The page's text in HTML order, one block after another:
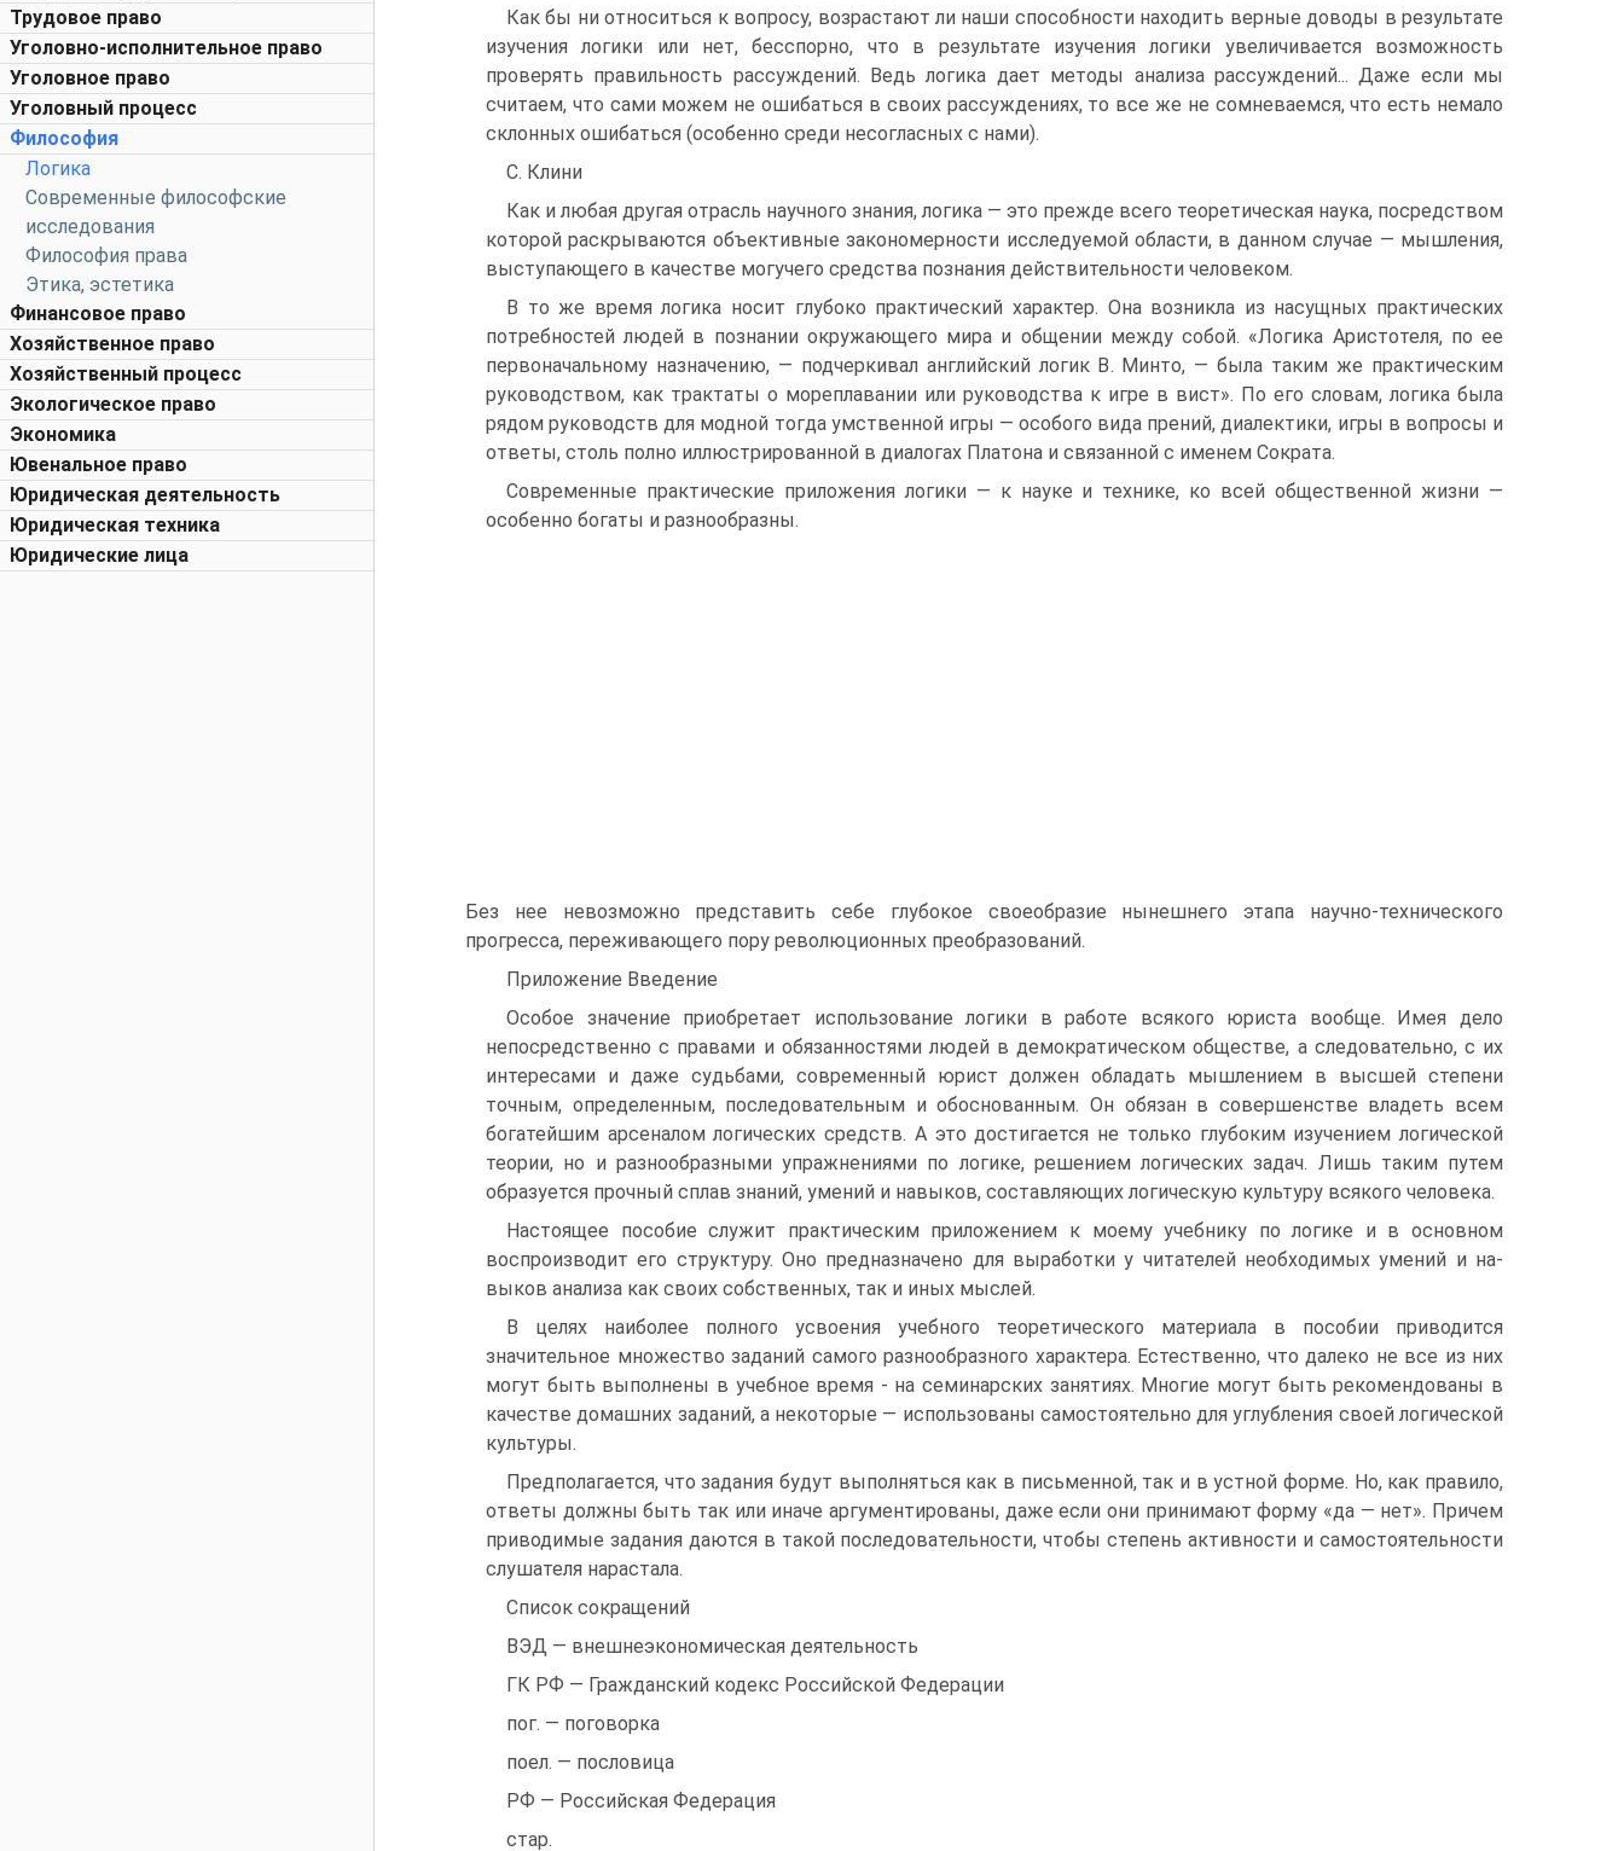
Трудовое право
Уголовно-исполнительное право
Уголовное право
Уголовный процесс
Философия
Логика
Современные философские
исследования
Философия права
Этика, эстетика
Финансовое право
Хозяйственное право
Хозяйственный процесс
Экологическое право
Экономика
Ювенальное право
Юридическая деятельность
Юридическая техника
Юридические лица
Как бы ни относиться к вопросу, возраста­ют ли наши способности находить верные до­воды в результате
изучения логики или нет, бесспорно, что в результате изучения логики увеличивается возможность
проверять правиль­ность рассуждений. Ведь логика дает методы анализа рассуждений... Даже если мы
счита­ем, что сами можем не ошибаться в своих рас­суждениях, то все же не сомневаемся, что есть немало
склонных ошибаться (особенно среди несогласных с нами).
С. Клини
Как и любая другая отрасль научного знания, логика — это прежде всего теоретическая наука, посредством
которой раскрываются объек­тивные закономерности исследуемой области, в данном случае — мыш­ления,
выступающего в качестве могучего средства познания дей­ствительности человеком.
В то же время логика носит глубоко практический характер. Она возникла из насущных практических
потребностей людей в познании окружающего мира и общении между собой. «Логика Аристотеля, по ее
первоначальному назначению, — подчеркивал английский логик В. Минто, — была таким же практическим
руководством, как трактаты о мореплавании или руководства к игре в вист». По его словам, логи­ка была
рядом руководств для модной тогда умственной игры — особо­го вида прений, диалектики, игры в вопросы и
ответы, столь полно ил­люстрированной в диалогах Платона и связанной с именем Сократа.
Современные практические приложения логики — к науке и тех­нике, ко всей общественной жизни —
особенно богаты и разнообраз­ны.
Без нее невозможно представить себе глубокое своеобразие ны­нешнего этапа научно-технического
прогресса, переживающего пору революционных преобразований.
Приложение Введение
Особое значение приобретает использование логики в работе всякого юриста вообще. Имея дело
непосредственно с правами и обязанностями людей в демократическом обществе, а следователь­но, с их
интересами и даже судьбами, современный юрист должен обладать мышлением в высшей степени
точным, определенным, пос­ледовательным и обоснованным. Он обязан в совершенстве владеть всем
богатейшим арсеналом логических средств. А это достигается не только глубоким изучением логической
теории, но и разнообраз­ными упражнениями по логике, решением логических задач. Лишь таким путем
образуется прочный сплав знаний, умений и навыков, составляющих логическую культуру всякого человека.
Настоящее пособие служит практическим приложением к моему учебнику по логике и в основном
воспроизводит его структуру. Оно предназначено для выработки у читателей необходимых умений и на­
выков анализа как своих собственных, так и иных мыслей.
В целях наиболее полного усвоения учебного теоретического ма­териала в пособии приводится
значительное множество заданий са­мого разнообразного характера. Естественно, что далеко не все из них
могут быть выполнены в учебное время - на семинарских заняти­ях. Многие могут быть рекомендованы в
качестве домашних заданий, а некоторые — использованы самостоятельно для углубления своей логической
культуры.
Предполагается, что задания будут выполняться как в письмен­ной, так и в устной форме. Но, как правило,
ответы должны быть так или иначе аргументированы, даже если они принимают форму «да — нет». Причем
приводимые задания даются в такой последовательно­сти, чтобы степень активности и самостоятельности
слушателя нара­стала.
Список сокращений
ВЭД — внешнеэкономическая деятельность
ГК РФ — Гражданский кодекс Российской Федерации
пог. — поговорка
поел. — пословица
РФ — Российская Федерация
стар.